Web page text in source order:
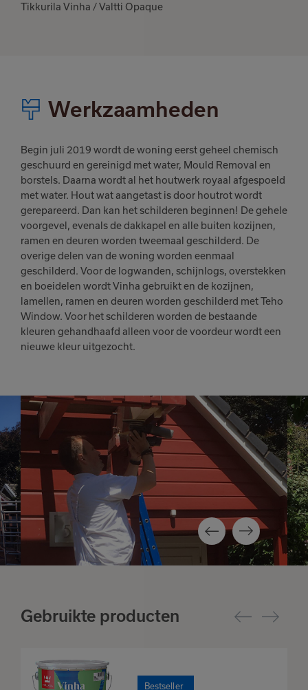
Tikkurila Vinha / Valtti Opaque
Werkzaamheden
Begin juli 2019 wordt de woning eerst geheel chemisch
geschuurd en gereinigd met water, Mould Removal en
borstels. Daarna wordt al het houtwerk royaal afgespoeld
met water. Hout wat aangetast is door houtrot wordt
gerepareerd. Dan kan het schilderen beginnen! De gehele
voorgevel, evenals de dakkapel en alle buiten kozijnen,
ramen en deuren worden tweemaal geschilderd. De
overige delen van de woning worden eenmaal
geschilderd. Voor de logwanden, schijnlogs, overstekken
en boeidelen wordt Vinha gebruikt en de kozijnen,
lamellen, ramen en deuren worden geschilderd met Teho
Window. Voor het schilderen worden de bestaande
kleuren gehandhaafd alleen voor de voordeur wordt een
nieuwe kleur uitgezocht.
Gebruikte producten
Bestseller